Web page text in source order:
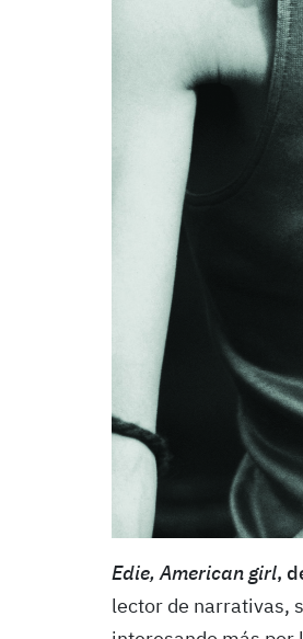
Edie, American girl,
lector de narrativas,